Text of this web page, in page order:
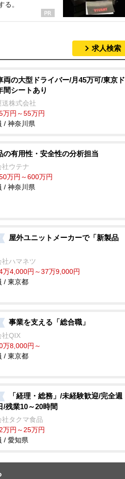
。
求人検索
両の大型ドライバー/月45万可/東京ド
間シートあり
送株式会社
万円～55万円
/ 神奈川県
の有用性・安全性の分析担当
社ウテナ
万円～600万円
/ 神奈川県
屋外ユニットメーカーで「新製品
社ハマネツ
万4,000円～37万9,000円
/ 東京都
事業を支える「総合職」
社QIX
万8,000円～
/ 東京都
「経理・総務」/未経験歓迎/完全週
/残業10～20時間
社タクマ食品
万円～25万円
/ 愛知県